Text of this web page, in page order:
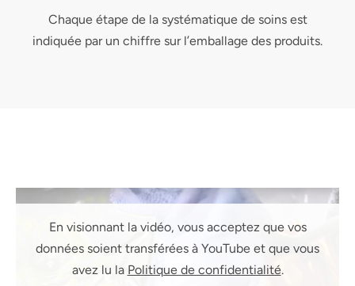
Chaque étape de la systématique de soins est
indiquée par un chiffre sur l’emballage des produits.
En visionnant la vidéo, vous acceptez que vos
données soient transférées à YouTube et que vous
avez lu la Politique de confidentialité.